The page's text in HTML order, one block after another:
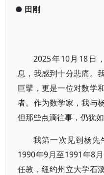
● 田刚
2025年10月18日
息，我感到十分悲痛。
巨擘，更是一位对数学
者。作为数学家，我与
但那些点滴往事，仍犹
我第一次见到杨先
1990年9月至1991年8
任教，纽约州立大学石